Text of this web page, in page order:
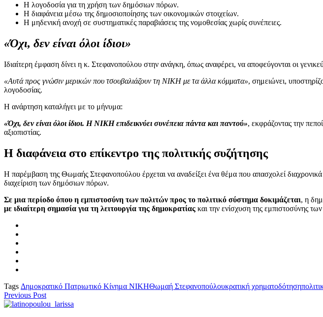
Η λογοδοσία για τη χρήση των δημόσιων πόρων.
Η διαφάνεια μέσω της δημοσιοποίησης των οικονομικών στοιχείων.
Η μηδενική ανοχή σε συστηματικές παραβιάσεις της νομοθεσίας χωρίς συνέπειες.
«Όχι, δεν είναι όλοι ίδιοι»
Ιδιαίτερη έμφαση δίνει η κ. Στεφανοπούλου στην ανάγκη, όπως αναφέρει, να αποφεύγονται οι
«Αυτά προς γνώσιν μερικών που τσουβαλιάζουν τη ΝΙΚΗ με τα άλλα κόμματα», σημειώνει,
λογοδοσίας.
Η ανάρτηση καταλήγει με το μήνυμα:
«Όχι, δεν είναι όλοι ίδιοι. Η ΝΙΚΗ επιδεικνύει συνέπεια πάντα και παντού», εκφράζοντας την
αξιοπιστίας.
Η διαφάνεια στο επίκεντρο της πολιτικής συζήτησης
Η παρέμβαση της Θωμαής Στεφανοπούλου έρχεται να αναδείξει ένα θέμα που απασχολεί
διαχείριση των δημόσιων πόρων.
Σε μια περίοδο όπου η εμπιστοσύνη των πολιτών προς το πολιτικό σύστημα δοκιμάζεται, η
με ιδιαίτερη σημασία για τη λειτουργία της δημοκρατίας και την ενίσχυση της εμπιστοσύνης
Tags Δημοκρατικό Πατριωτικό Κίνημα ΝΙΚΗΘωμαή Στεφανοπούλουκρατική χρηματοδότηση
Previous Post